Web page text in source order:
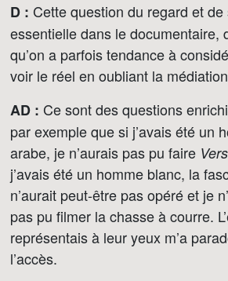
D : Cette question du regard et
essentielle dans le documentaire,
qu’on a parfois tendance à
voir le réel en oubliant la
AD : Ce sont des questions
par exemple que si j’avais été un
arabe, je n’aurais pas pu faire
j’avais été un homme blanc, la
n’aurait peut-être pas opéré et je
pas pu filmer la chasse à courre.
représentais à leur yeux m’a
l’accès.